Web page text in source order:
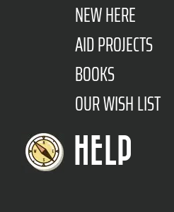
NEW HERE
AID PROJECTS
BOOKS
OUR WISH LIST
HELP